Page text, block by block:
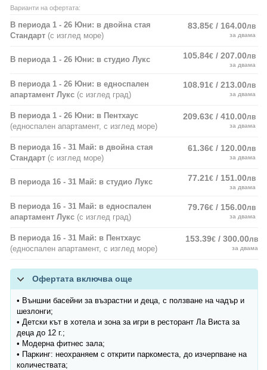
Варианти на офертата:
В периода 1 - 26 Юни: в двойна стая
Стандарт (с изглед море)
83.85€ / 164.00лв
за двама
В периода 1 - 26 Юни: в студио Лукс 105.84€ / 207.00лв
за двама
В периода 1 - 26 Юни: в едноспален
апартамент Лукс (с изглед град)
108.91€ / 213.00лв
за двама
В периода 1 - 26 Юни: в Пентхаус
(едноспален апартамент, с изглед море)
209.63€ / 410.00лв
за двама
В периода 16 - 31 Май: в двойна стая
Стандарт (с изглед море)
61.36€ / 120.00лв
за двама
В периода 16 - 31 Май: в студио Лукс 77.21€ / 151.00лв
за двама
В периода 16 - 31 Май: в едноспален
апартамент Лукс (с изглед град)
79.76€ / 156.00лв
за двама
В периода 16 - 31 Май: в Пентхаус
(едноспален апартамент, с изглед море)
153.39€ / 300.00лв
за двама
Офертата включва още
• Външни басейни за възрастни и деца, с ползване на чадър и
шезлонги;
• Детски кът в хотела и зона за игри в ресторант Ла Виста за
деца до 12 г.;
• Модерна фитнес зала;
• Паркинг: неохраняем с открити паркоместа, до изчерпване на
количествата;